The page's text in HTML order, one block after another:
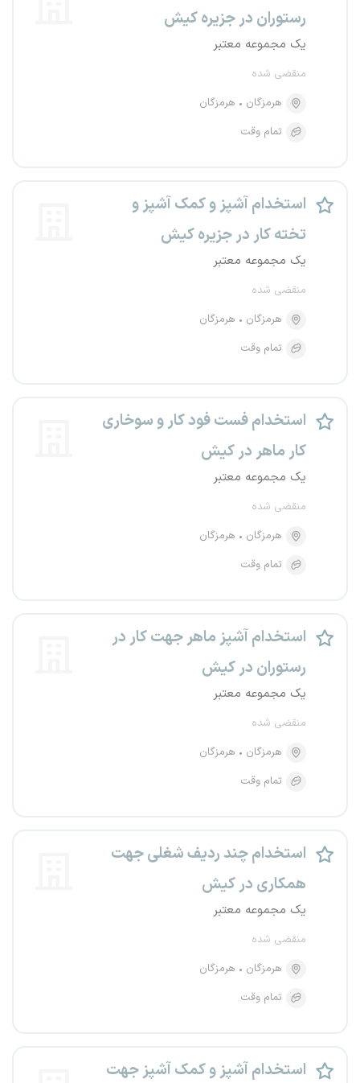
رستوران در جزیره کیش
یک مجموعه معتبر
منقضی شده
هرمزگان
هرمزگان
تمام وقت
استخدام آشپز و کمک آشپز و
تخته کار در جزیره کیش
یک مجموعه معتبر
منقضی شده
هرمزگان
هرمزگان
تمام وقت
استخدام فست فود کار و سوخاری
کار ماهر در کیش
یک مجموعه معتبر
منقضی شده
هرمزگان
هرمزگان
تمام وقت
استخدام آشپز ماهر جهت کار در
رستوران در کیش
یک مجموعه معتبر
منقضی شده
هرمزگان
هرمزگان
تمام وقت
استخدام چند ردیف شغلی جهت
همکاری در کیش
یک مجموعه معتبر
منقضی شده
هرمزگان
هرمزگان
تمام وقت
استخدام آشپز و کمک آشپز جهت